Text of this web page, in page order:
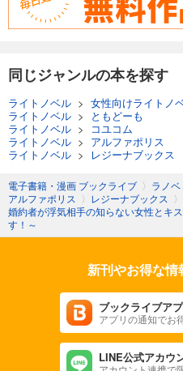
同じジャンルの本を探す
ライトノベル > 女性向けライトノ
ライトノベル >
ともどーも
ライトノベル >
コユコム
ライトノベル > アルファポリス
ライトノベル > レジーナブックス
電子書籍・漫画 ブックライブ 〉 ラノベ
アルファポリス 〉 レジーナブックス 〉
婚約者が浮気相手の知らない女性とキ
す！～
新刊やお得な情
ブックライブア
アプリの通知でお
LINE公式アカウ